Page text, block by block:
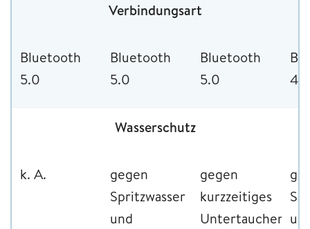
Verbindungsart
Bluetooth
5.0
Bluetooth
5.0
Bluetooth
5.0
4.2
Wasserschutz
k. A.
gegen
Spritzwasser
und
gegen
kurzzeitiges
Untertauchen